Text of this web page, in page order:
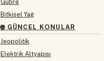
Gübre
Bitkisel Yağ
🌐 GÜNCEL KONULAR
Jeopolitik
Elektrik Altyapısı